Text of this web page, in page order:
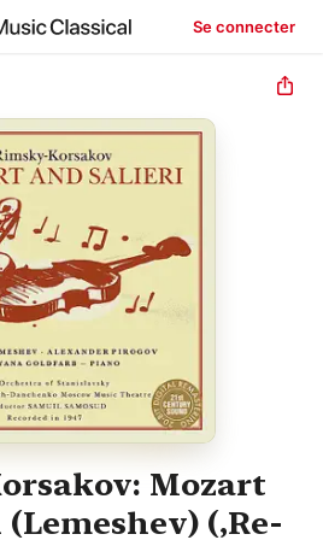
Se connecter
Mozart
(,Re-